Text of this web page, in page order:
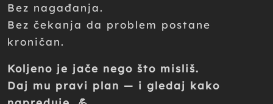
Bez nagađanja.
Bez čekanja da problem postane
kroničan.
Koljeno je jače nego što misliš.
Daj mu pravi plan — i gledaj kako